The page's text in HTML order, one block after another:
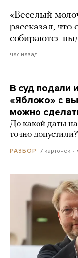
«Веселый
рассказал, что
собираются
час назад
В суд подали
«Яблоко» с
можно
До какой даты
точно допустили?
РАЗБОР 7 карточек